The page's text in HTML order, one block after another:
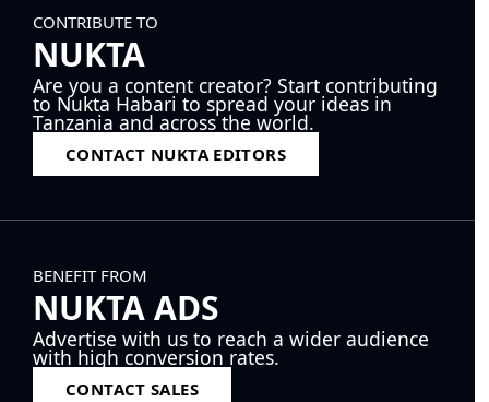
CONTRIBUTE TO
NUKTA
Are you a content creator? Start contributing
to Nukta Habari to spread your ideas in
Tanzania and across the world.
CONTACT NUKTA EDITORS
BENEFIT FROM
NUKTA ADS
Advertise with us to reach a wider audience
with high conversion rates.
CONTACT SALES